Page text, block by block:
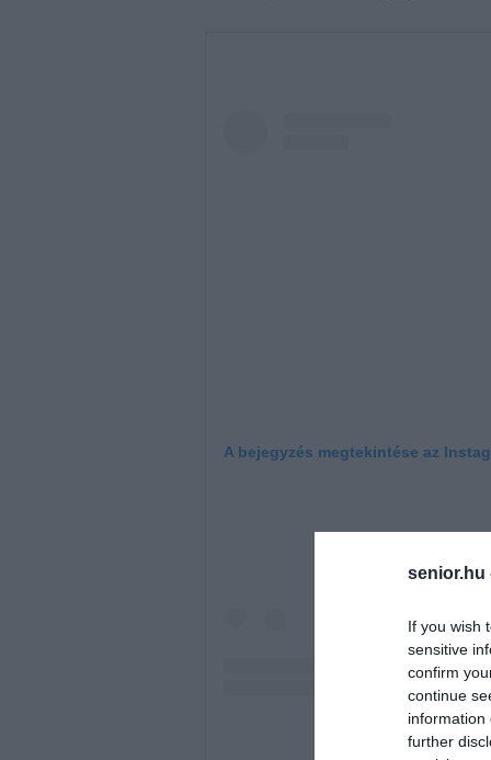
senior.hu
If you wish
sensitive
confirm
continue
information
further
A bejegyzés megtekintése az